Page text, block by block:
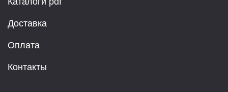
Доставка
Оплата
Контакты